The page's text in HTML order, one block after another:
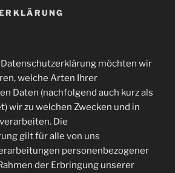
möchten wir
welche Arten Ihrer
Daten (nachfolgend auch kurz als
wir zu welchen Zwecken und in
Die
gilt für alle von uns
personenbezogener
der Erbringung unserer